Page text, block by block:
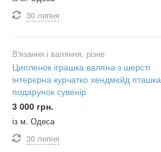
30 липня
В'язання і валяння, різне
Ципленок іграшка валяна з шерсті
інтерєрна курчатко хендмєйд пташка
подарунок сувенір
3 000 грн.
із м. Одеса
30 липня